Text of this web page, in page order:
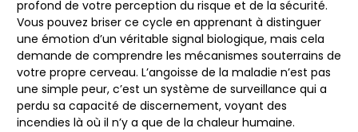
profond de votre perception du risque et de la sécurité.
Vous pouvez briser ce cycle en apprenant à distinguer
une émotion d’un véritable signal biologique, mais cela
demande de comprendre les mécanismes souterrains de
votre propre cerveau. L’angoisse de la maladie n’est pas
une simple peur, c’est un système de surveillance qui a
perdu sa capacité de discernement, voyant des
incendies là où il n’y a que de la chaleur humaine.